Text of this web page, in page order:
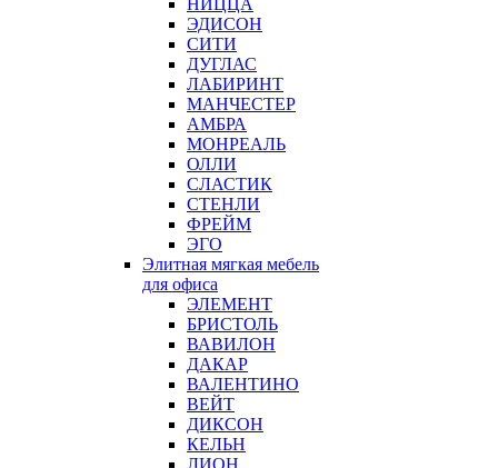
ЭДИСОН
СИТИ
ДУГЛАС
ЛАБИРИНТ
МАНЧЕСТЕР
АМБРА
МОНРЕАЛЬ
ОЛЛИ
СЛАСТИК
СТЕНЛИ
ФРЕЙМ
ЭГО
Элитная мягкая мебель
для офиса
ЭЛЕМЕНТ
БРИСТОЛЬ
ВАВИЛОН
ДАКАР
ВАЛЕНТИНО
ВЕЙТ
ДИКСОН
КЕЛЬН
ЛИОН